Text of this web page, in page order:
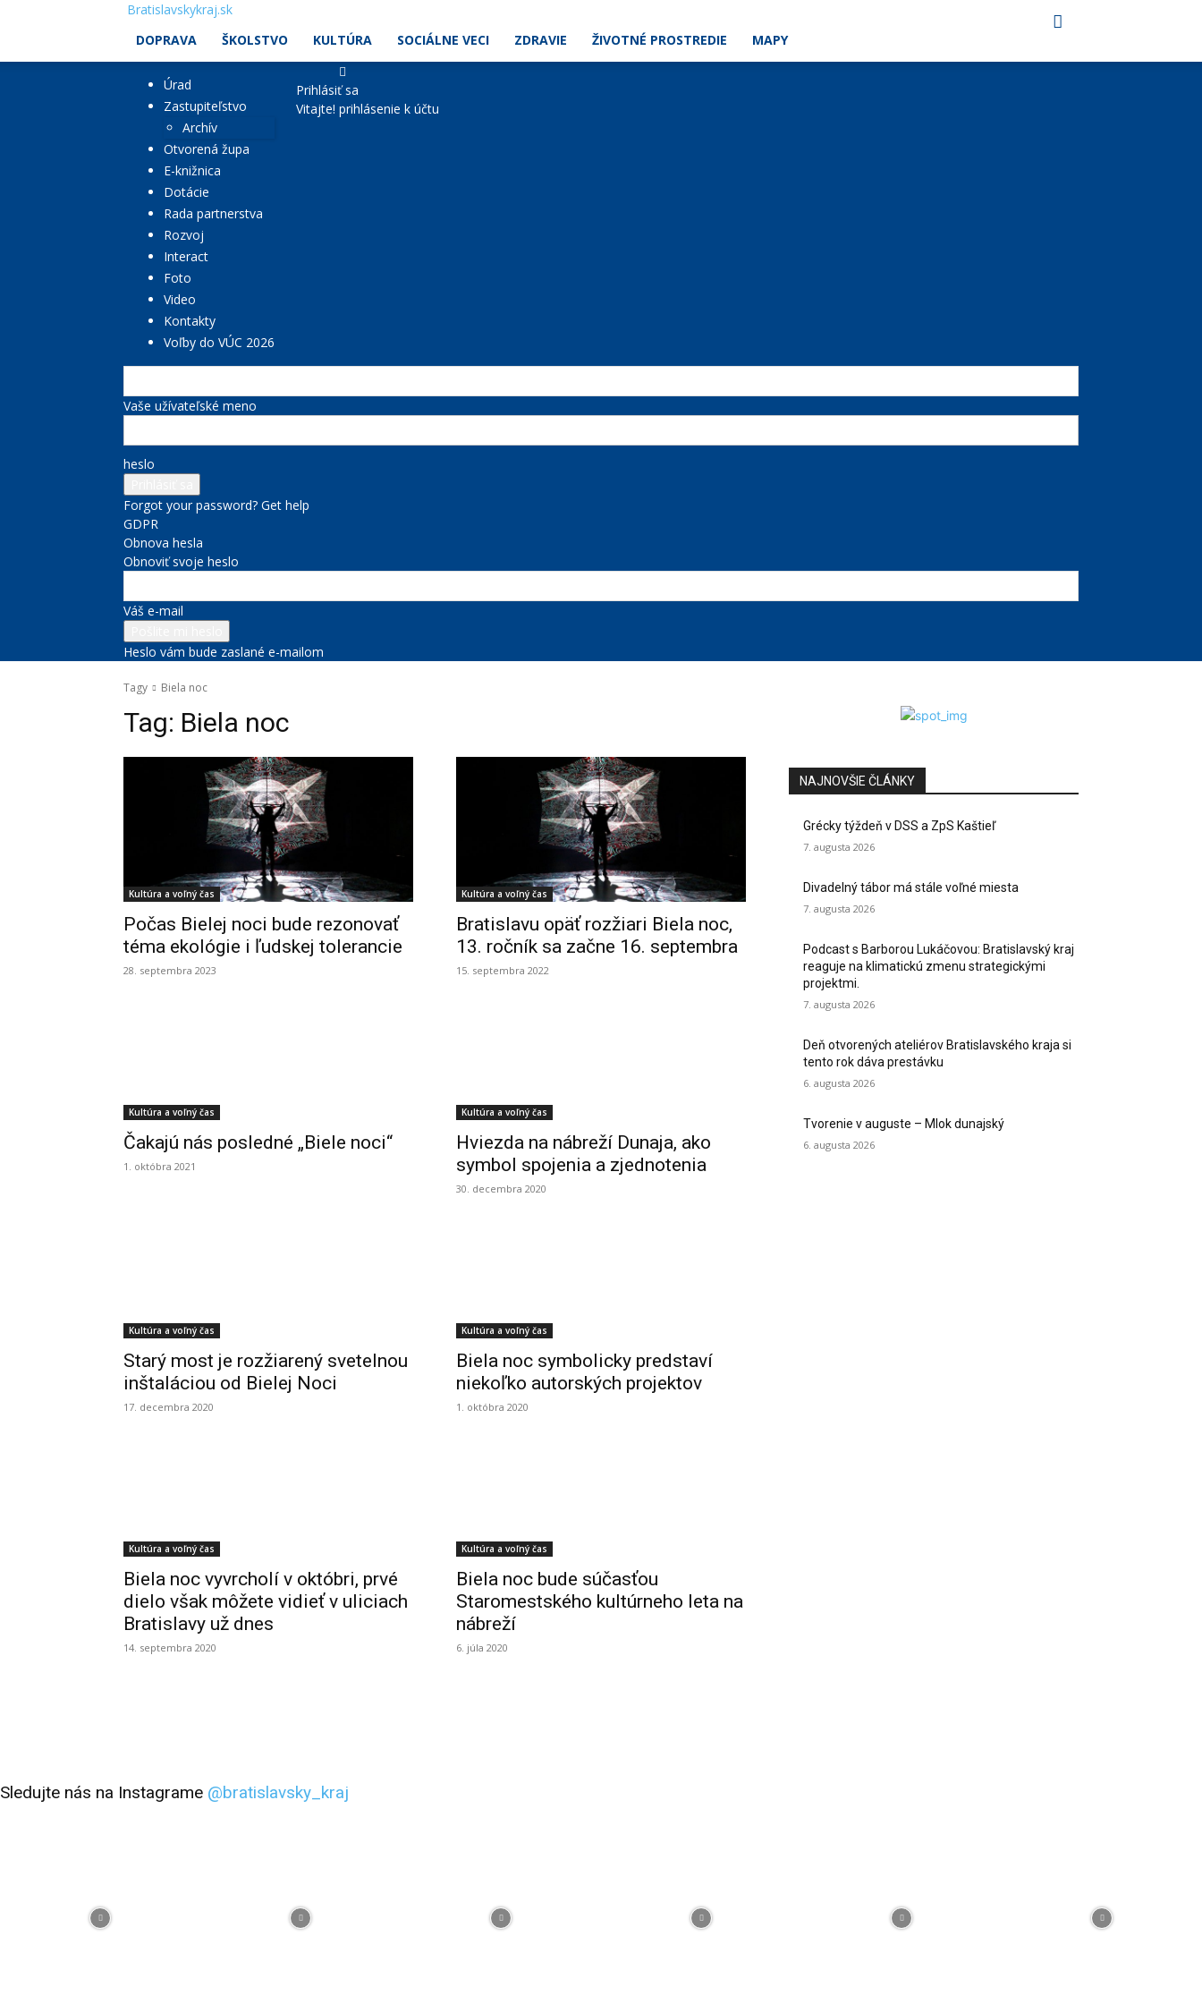
Bratislavskykraj.sk
DOPRAVA
ŠKOLSTVO KULTÚRA SOCIÁLNE VECI ZDRAVIE ŽIVOTNÉ PROSTREDIE MAPY
Úrad
Zastupiteľstvo
Archív
Otvorená župa
E-knižnica
Dotácie
Rada partnerstva
Rozvoj
Interact
Foto
Video
Kontakty
Voľby do VÚC 2026
Prihlásiť sa
Vitajte! prihlásenie k účtu
Vaše užívateľské meno
heslo
Forgot your password? Get help
GDPR
Obnova hesla
Obnoviť svoje heslo
Váš e-mail
Heslo vám bude zaslané e-mailom
Tagy Biela noc
Tag: Biela noc
Kultúra a voľný čas
Počas Bielej noci bude rezonovať
téma ekológie i ľudskej tolerancie
28. septembra 2023
Kultúra a voľný čas
Bratislavu opäť rozžiari Biela noc,
13. ročník sa začne 16. septembra
15. septembra 2022
Kultúra a voľný čas
Čakajú nás posledné „Biele noci“
1. októbra 2021
Kultúra a voľný čas
Hviezda na nábreží Dunaja, ako
symbol spojenia a zjednotenia
30. decembra 2020
Kultúra a voľný čas
Starý most je rozžiarený svetelnou
inštaláciou od Bielej Noci
17. decembra 2020
Kultúra a voľný čas
Biela noc symbolicky predstaví
niekoľko autorských projektov
1. októbra 2020
Kultúra a voľný čas
Biela noc vyvrcholí v októbri, prvé
dielo však môžete vidieť v uliciach
Bratislavy už dnes
14. septembra 2020
Kultúra a voľný čas
Biela noc bude súčasťou
Staromestského kultúrneho leta na
nábreží
6. júla 2020
NAJNOVŠIE ČLÁNKY
Grécky týždeň v DSS a ZpS Kaštieľ
7. augusta 2026
Divadelný tábor má stále voľné miesta
7. augusta 2026
Podcast s Barborou Lukáčovou: Bratislavský kraj
reaguje na klimatickú zmenu strategickými
projektmi.
7. augusta 2026
Deň otvorených ateliérov Bratislavského kraja si
tento rok dáva prestávku
6. augusta 2026
Tvorenie v auguste – Mlok dunajský
6. augusta 2026
Sledujte nás na Instagrame @bratislavsky_kraj